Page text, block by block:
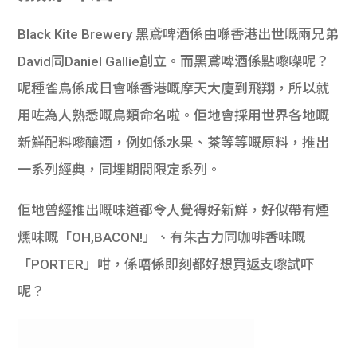
Black Kite Brewery 黑鳶啤酒係由喺香港出世嘅兩兄弟
David同Daniel Gallie創立。而黑鳶啤酒係點嚟㗎呢？
呢種雀鳥係成日會喺香港嘅摩天大廈到飛翔，所以就
用咗為人熟悉嘅鳥類命名啦。佢地會採用世界各地嘅
新鮮配料嚟釀酒，例如係水果、茶等等嘅原料，推出
一系列經典，同埋期間限定系列。
佢地曾經推出嘅味道都令人覺得好新鮮，好似帶有煙
燻味嘅「OH,BACON!」、有朱古力同咖啡香味嘅
「PORTER」咁，係唔係即刻都好想買返支嚟試吓
呢？